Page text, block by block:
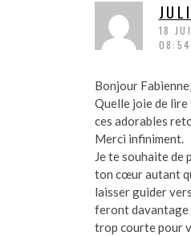
18
08:54
Bonjour Fabienne,
Quelle joie de lire
ces adorables
Merci infiniment.
Je te souhaite
ton cœur autant
laisser guider
feront davantage
trop courte pour